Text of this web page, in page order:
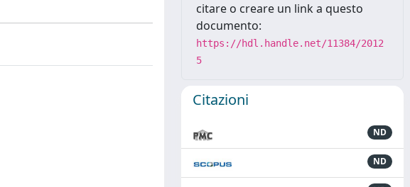
citare o creare un link a questo
documento:
https://hdl.handle.net/11384/2012
5
Citazioni
ND
ND